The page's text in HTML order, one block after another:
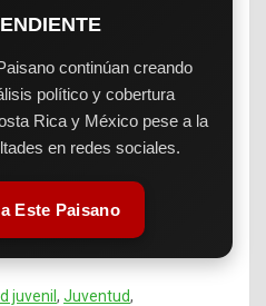
continúan creando
político y cobertura
Rica y México pese a la
en redes sociales.
Este Paisano
juvenil , Juventud,